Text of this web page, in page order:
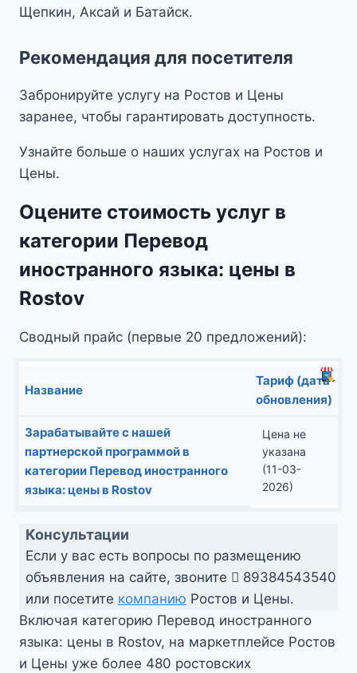
Щепкин, Аксай и Батайск.
Рекомендация для посетителя
Забронируйте услугу на Ростов и Цены
заранее, чтобы гарантировать доступность.
Узнайте больше о наших услугах на Ростов и
Цены.
Оцените стоимость услуг в
категории Перевод
иностранного языка: цены в
Rostov
Сводный прайс (первые 20 предложений):
Название
Тариф (дата
обновления)
Зарабатывайте с нашей
партнерской программой в
категории Перевод иностранного
языка: цены в Rostov
Цена не
указана
(11-03-
2026)
Консультации
Если у вас есть вопросы по размещению
объявления на сайте, звоните
89384543540
или посетите компанию Ростов и Цены.
Включая категорию Перевод иностранного
языка: цены в Rostov, на маркетплейсе Ростов
и Цены уже более 480 ростовских